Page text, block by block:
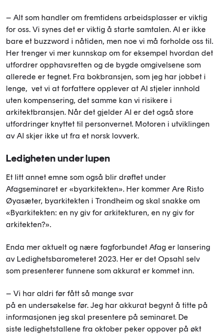
– Alt som handler om fremtidens arbeidsplasser er viktig
for oss. Vi synes det er viktig å starte samtalen. AI er ikke
bare et buzzword i nåtiden, men noe vi må forholde oss til.
Her trenger vi mer kunnskap om for eksempel hvordan det
utfordrer opphavsretten og de bygde omgivelsene som
allerede er tegnet. Fra bokbransjen, som jeg har jobbet i
lenge, vet vi at forfattere opplever at AI stjeler innhold
uten kompensering, det samme kan vi risikere i
arkitektbransjen. Når det gjelder AI er det også store
utfordringer knyttet til personvernet. Motoren i utviklingen
av AI skjer ikke ut fra et norsk lovverk.
Ledigheten under lupen
Et litt annet emne som også blir drøftet under
Afagseminaret er «byarkitekten». Her kommer Are Risto
Øyasæter, byarkitekten i Trondheim og skal snakke om
«Byarkitekten: en ny giv for arkitekturen, en ny giv for
arkitekten?».
Enda mer aktuelt og nære fagforbundet Afag er lansering
av Ledighetsbarometeret 2023. Her er det Opsahl selv
som presenterer funnene som akkurat er kommet inn.
– Vi har aldri før fått så mange svar
på en undersøkelse før. Jeg har akkurat begynt å titte på
informasjonen jeg skal presentere på seminaret. De
siste ledighetstallene fra oktober peker oppover på økt